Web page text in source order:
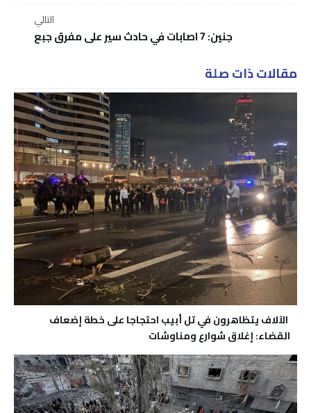
التالي
جنين: 7 اصابات في حادث سير على مفرق جبع
مقالات ذات صلة
الآلاف يتظاهرون في تل أبيب احتجاجا على خطة إضعاف
القضاء: إغلاق شوارع ومناوشات